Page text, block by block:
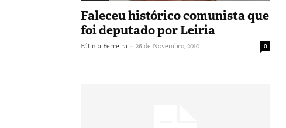
Faleceu histórico comunista que
foi deputado por Leiria
Fátima Ferreira - 26 de Novembro, 2010 0